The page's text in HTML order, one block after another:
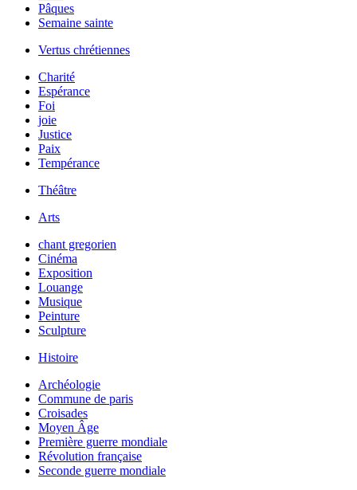
Pâques
Semaine sainte
Vertus chrétiennes
Charité
Espérance
Foi
joie
Justice
Paix
Tempérance
Théâtre
Arts
chant gregorien
Cinéma
Exposition
Louange
Musique
Peinture
Sculpture
Histoire
Archéologie
Commune de paris
Croisades
Moyen Âge
Première guerre mondiale
Révolution française
Seconde guerre mondiale